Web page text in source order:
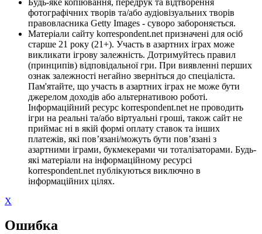
фотографічних творів та/або аудіовізуальних творів
правовласника Getty Images - суворо забороняється.
Матеріали сайту korrespondent.net призначені для осіб
старше 21 року (21+). Участь в азартних іграх може
викликати ігрову залежність. Дотримуйтесь правил
(принципів) відповідальної гри. При виявленні перших
ознак залежності негайно зверніться до спеціаліста.
Пам'ятайте, що участь в азартних іграх не може бути
джерелом доходів або альтернативою роботі.
Інформаційний ресурс korrespondent.net не проводить
ігри на реальні та/або віртуальні гроші, також сайт не
приймає ні в якій формі оплату ставок та інших
платежів, які пов’язані/можуть бути пов’язані з
азартними іграми, букмекерами чи тоталізаторами. Будь-
які матеріали на інформаційному ресурсі
korrespondent.net публікуються виключно в
інформаційних цілях.
X
Ошибка